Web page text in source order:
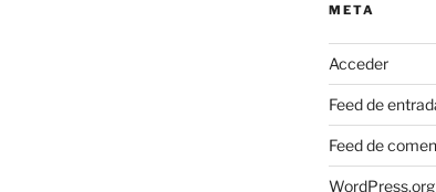
META
Acceder
Feed de
Feed de
WordPress.org